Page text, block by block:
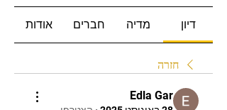
דיון מדיה חברים אודות
חזרה
Edla Gar